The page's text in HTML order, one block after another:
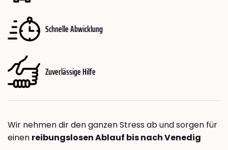
Schnelle Abwicklung
Zuverlässige Hilfe
Wir nehmen dir den ganzen Stress ab und sorgen für
einen reibungslosen Ablauf bis nach Venedig